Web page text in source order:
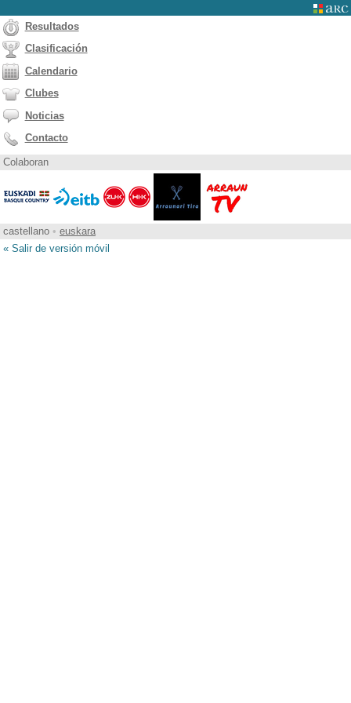
Resultados
Clasificación
Calendario
Clubes
Noticias
Contacto
Colaboran
castellano • euskara
« Salir de versión móvil